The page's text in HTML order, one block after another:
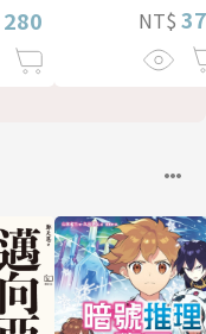
280 NT$